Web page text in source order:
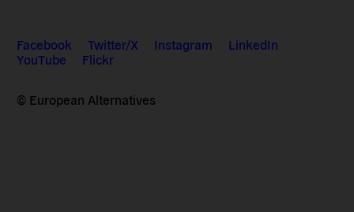
Facebook Twitter/X Instagram
LinkedIn
YouTube
Flickr
© European Alternatives